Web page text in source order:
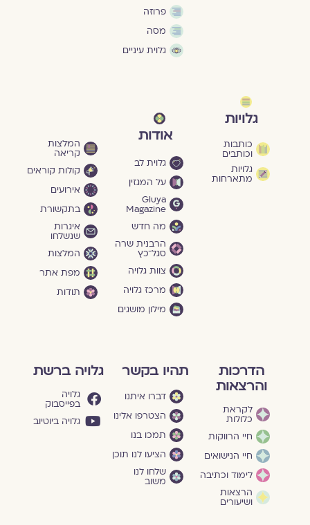
פרוזה
מסה
גלוית עיניים
גלויות
כותבות
וכותבים
גלויות
מתארחות
אודות
גלוית לב
על המגזין
Gluya
Magazine
מה חדש
הרבנית שרה
סגל־כץ
צוות גלויה
מרכז גלויה
מילון מושגים
המלצות
קריאה
קולות קוראים
אירועים
בתקשורת
איגרות
שנשלחו
המלצות
מפת אתר
תודות
הדרכות
והרצאות
לקראת
כלולות
חיי הרווקות
חיי הנישואים
לימוד וכתיבה
הרצאות
ושיעורים
תהיו בקשר
דברו איתנו
הצטרפו אלינו
תמכו בנו
הציעו לנו תוכן
שלחו לנו
משוב
גלויה ברשת
גלויה
בפייסבוק
גלויה ביוטיוב